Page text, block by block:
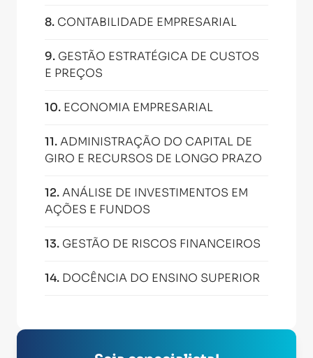
8. CONTABILIDADE EMPRESARIAL
9. GESTÃO ESTRATÉGICA DE CUSTOS
E PREÇOS
10. ECONOMIA EMPRESARIAL
11.ADMINISTRAÇÃO DO CAPITAL DE
GIRO E RECURSOS DE LONGO PRAZO
12.ANÁLISE DE INVESTIMENTOS EM
AÇÕES E FUNDOS
13. GESTÃO DE RISCOS FINANCEIROS
14. DOCÊNCIA DO ENSINO SUPERIOR